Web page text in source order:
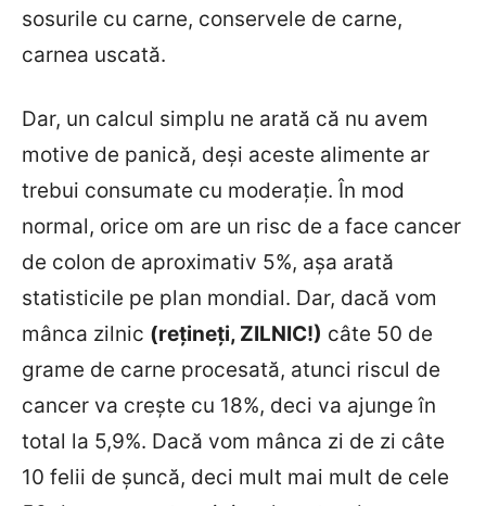
sosurile cu carne, conservele de carne,
carnea uscată.
Dar, un calcul simplu ne arată că nu avem
motive de panică, deși aceste alimente ar
trebui consumate cu moderație. În mod
normal, orice om are un risc de a face cancer
de colon de aproximativ 5%, așa arată
statisticile pe plan mondial. Dar, dacă vom
mânca zilnic (rețineți, ZILNIC!) câte 50 de
grame de carne procesată, atunci riscul de
cancer va crește cu 18%, deci va ajunge în
total la 5,9%. Dacă vom mânca zi de zi câte
10 felii de șuncă, deci mult mai mult de cele